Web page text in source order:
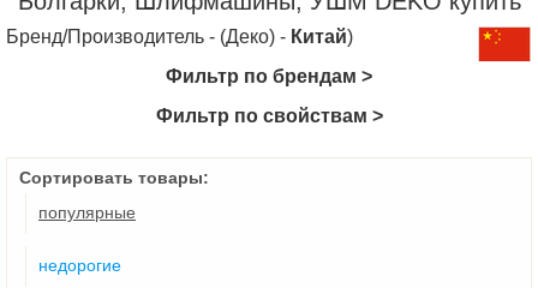
Бренд/Производитель - (Деко) - Китай)
Фильтр по брендам >
Фильтр по свойствам >
Сортировать товары:
популярные
недорогие